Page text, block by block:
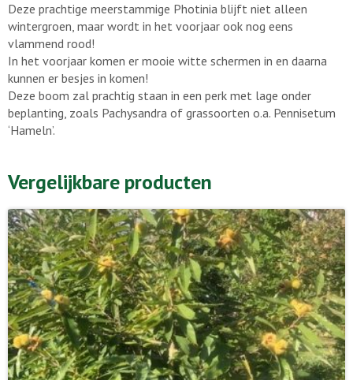
Deze prachtige meerstammige Photinia blijft niet alleen
wintergroen, maar wordt in het voorjaar ook nog eens
vlammend rood!
In het voorjaar komen er mooie witte schermen in en daarna
kunnen er besjes in komen!
Deze boom zal prachtig staan in een perk met lage onder
beplanting, zoals Pachysandra of grassoorten o.a. Pennisetum
‘Hameln’.
Vergelijkbare producten